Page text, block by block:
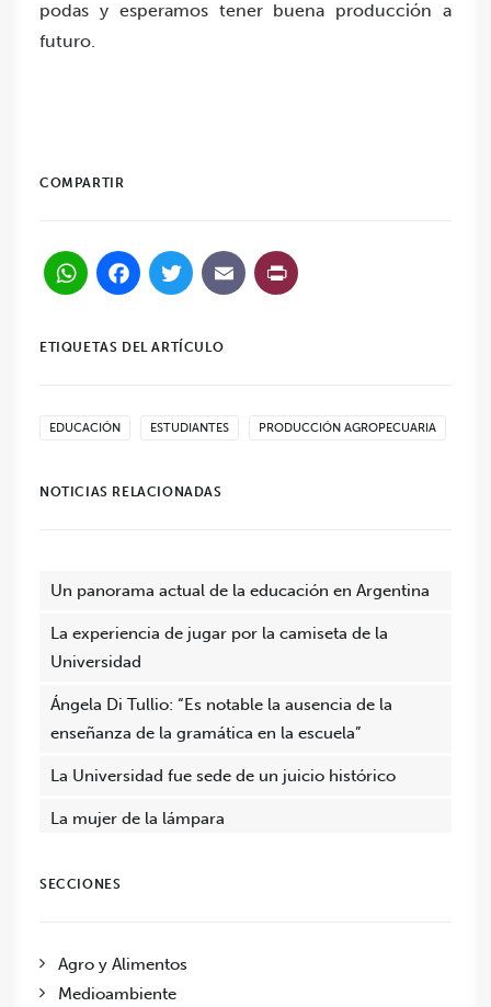
podas y esperamos tener buena producción a
futuro.
COMPARTIR
WhatsApp
Facebook
Twitter
Email
ETIQUETAS DEL ARTÍCULO
EDUCACIÓN ESTUDIANTES PRODUCCIÓN AGROPECUARIA
NOTICIAS RELACIONADAS
Un panorama actual de la educación en Argentina
La experiencia de jugar por la camiseta de la
Universidad
Ángela Di Tullio: “Es notable la ausencia de la
enseñanza de la gramática en la escuela”
La Universidad fue sede de un juicio histórico
La mujer de la lámpara
SECCIONES
Agro y Alimentos
Medioambiente